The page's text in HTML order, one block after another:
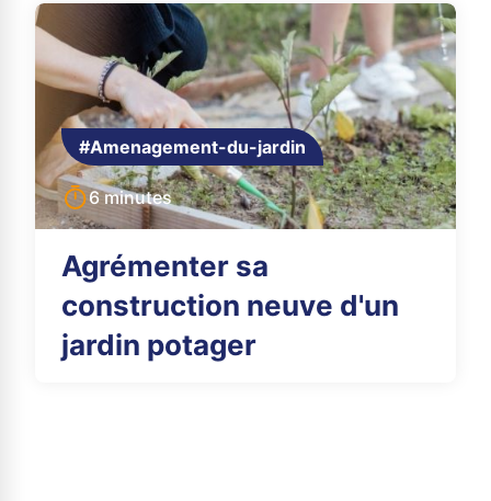
#Amenagement-du-jardin
6 minutes
Agrémenter sa
construction neuve d'un
jardin potager